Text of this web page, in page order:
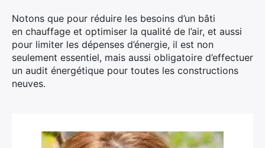
Notons que pour réduire les besoins d’un bâti
en chauffage et optimiser la qualité de l’air, et aussi
pour limiter les dépenses d’énergie, il est non
seulement essentiel, mais aussi obligatoire d’effectuer
un audit énergétique pour toutes les constructions
neuves.